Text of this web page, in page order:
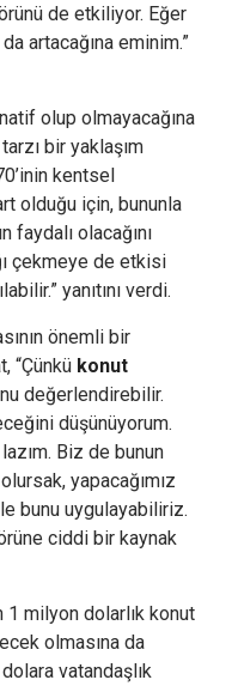
de etkiliyor. Eğer
artacağına eminim.”
olup olmayacağına
bir yaklaşım
kentsel
olduğu için, bununla
faydalı olacağını
çekmeye de etkisi
yanıtını verdi.
önemli bir
“Çünkü konut
değerlendirebilir.
düşünüyorum.
Biz de bunun
yapacağımız
bunu uygulayabiliriz.
ciddi bir kaynak
1 milyon dolarlık konut
olmasına da
vatandaşlık